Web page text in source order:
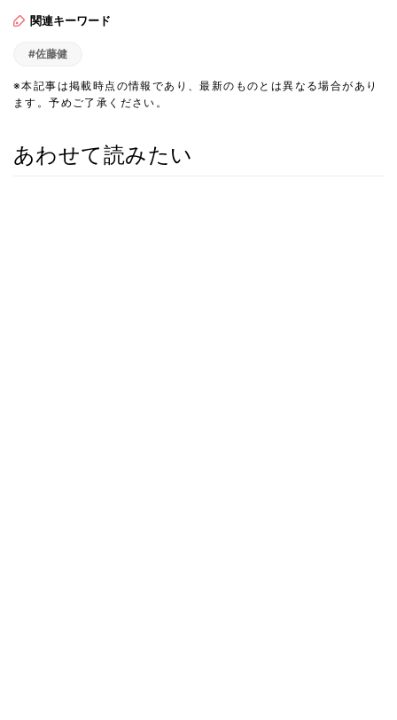
関連キーワード
#佐藤健
※本記事は掲載時点の情報であり、最新のものとは異なる場合があり
ます。予めご了承ください。
あわせて読みたい